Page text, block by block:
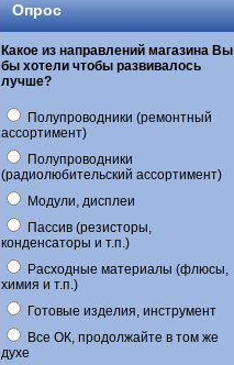
Опрос
Какое из направлений магазина Вы
бы хотели чтобы развивалось
лучше?
Полупроводники (ремонтный
ассортимент)
Полупроводники
(радиолюбительский ассортимент)
Модули, дисплеи
Пассив (резисторы,
конденсаторы и т.п.)
Расходные материалы (флюсы,
химия и т.п.)
Готовые изделия, инструмент
Все ОК, продолжайте в том же
духе